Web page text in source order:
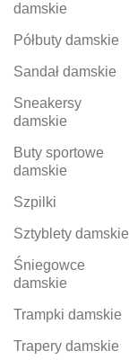
damskie
Półbuty damskie
Sandał damskie
Sneakersy
damskie
Buty sportowe
damskie
Szpilki
Sztyblety damskie
Śniegowce
damskie
Trampki damskie
Trapery damskie